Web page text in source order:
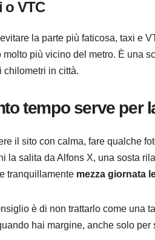
o VTC
la parte più faticosa, taxi e
molto più vicino del metro. È una
chilometri in città.
tempo serve per
il sito con calma, fare qualche
la salita da Alfons X, una sosta
tranquillamente mezza giornata
è di non trattarlo come una
hai margine, anche solo